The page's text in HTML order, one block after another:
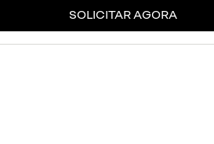
SOLICITAR AGORA